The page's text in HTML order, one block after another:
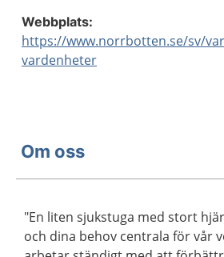
Webbplats:
https://www.norrbotten.se/sv/
vardenheter
Om oss
"En liten sjukstuga med stort
och dina behov centrala för vår